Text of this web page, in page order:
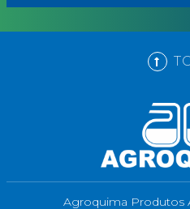
Agroquima Produtos